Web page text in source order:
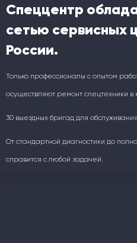
Спеццентр
сетью сервисных
России.
Только профессионалы с опытом
осуществляют ремонт спецтехники в
30 выездных бригад для
От стандартной диагностики до
справится с любой задачей.